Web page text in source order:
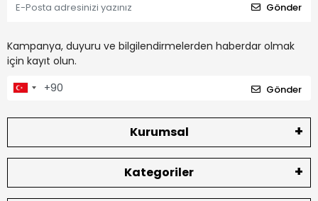
Gönder
Kampanya, duyuru ve bilgilendirmelerden haberdar olmak
için kayıt olun.
Gönder
Kurumsal
Kategoriler